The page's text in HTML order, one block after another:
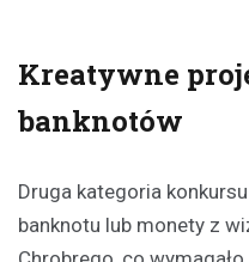
Kreatywne
banknotów
Druga kategoria
banknotu lub monety z